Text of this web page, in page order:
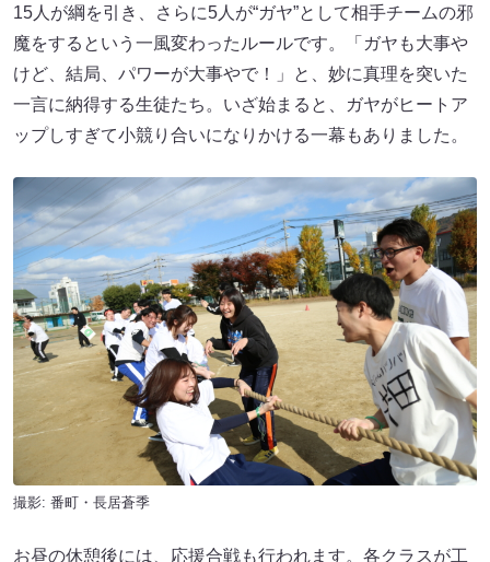
15人が綱を引き、さらに5人が“ガヤ”として相手チームの邪
魔をするという一風変わったルールです。「ガヤも大事や
けど、結局、パワーが大事やで！」と、妙に真理を突いた
一言に納得する生徒たち。いざ始まると、ガヤがヒートア
ップしすぎて小競り合いになりかける一幕もありました。
撮影: 番町・長居蒼季
お昼の休憩後には、応援合戦も行われます。各クラスが工